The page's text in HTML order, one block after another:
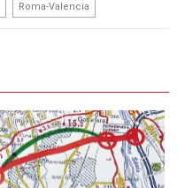
Roma-Valencia